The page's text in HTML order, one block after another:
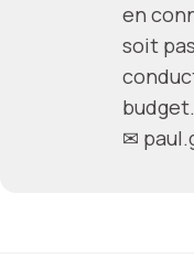
en
soit
budget.
✉